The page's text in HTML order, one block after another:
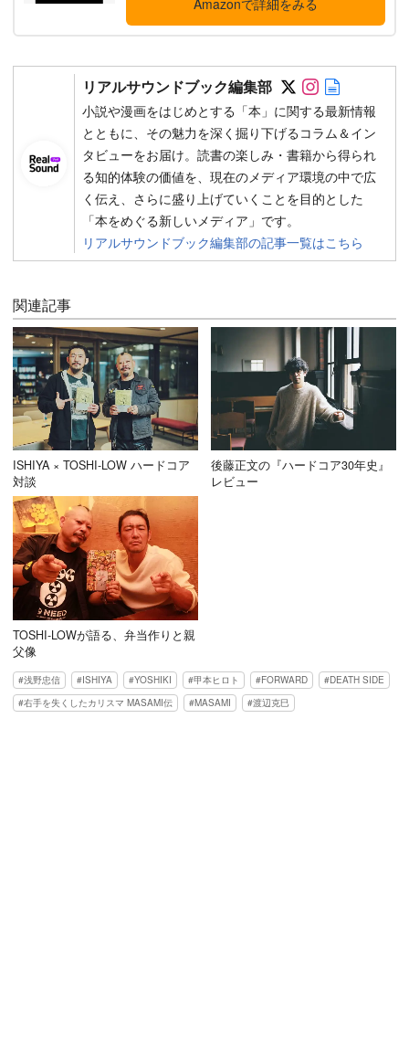
Amazonで詳細をみる
リアルサウンドブック編集部 Follow on
Follow on
小説や漫画をはじめとする「本」に関する最新情報
とともに、その魅力を深く掘り下げるコラム＆イン
タビューをお届け。読書の楽しみ・書籍から得られ
る知的体験の価値を、現在のメディア環境の中で広
く伝え、さらに盛り上げていくことを目的とした
「本をめぐる新しいメディア」です。
リアルサウンドブック編集部の記事一覧はこちら
関連記事
ISHIYA × TOSHI-LOW ハードコア
対談
後藤正文の『ハードコア30年史』
レビュー
TOSHI-LOWが語る、弁当作りと親
父像
浅野忠信 ISHIYA YOSHIKI 甲本ヒロト FORWARD
DEATH SIDE
右手を失くしたカリスマ MASAMI伝
MASAMI 渡辺克巳